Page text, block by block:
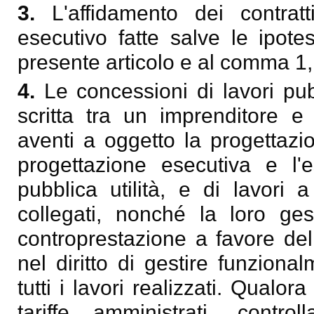
3. L'affidamento dei
esecutivo fatte salve le
presente articolo e al comma
4. Le concessioni di lavori
scritta tra un imprenditore e
aventi a oggetto la
progettazione esecutiva e
pubblica utilità, e di lavori a
collegati, nonché la loro
controprestazione a favore
nel diritto di gestire
tutti i lavori realizzati.